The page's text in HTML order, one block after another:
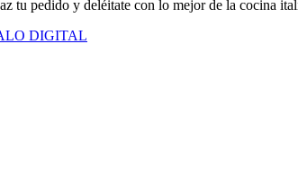
tu pedido y deléitate con lo mejor de la cocina
DIGITAL